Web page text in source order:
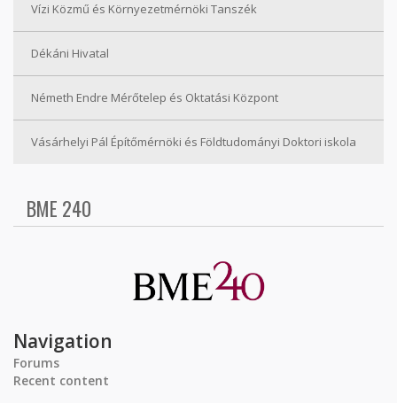
Vízi Közmű és Környezetmérnöki Tanszék
Dékáni Hivatal
Németh Endre Mérőtelep és Oktatási Központ
Vásárhelyi Pál Építőmérnöki és Földtudományi Doktori iskola
BME 240
Navigation
Forums
Recent content